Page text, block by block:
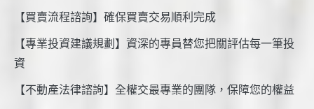
【買賣流程諮詢】確保買賣交易順利完成
【專業投資建議規劃】資深的專員替您把關評估每一筆投
資
【不動產法律諮詢】全權交最專業的團隊，保障您的權益